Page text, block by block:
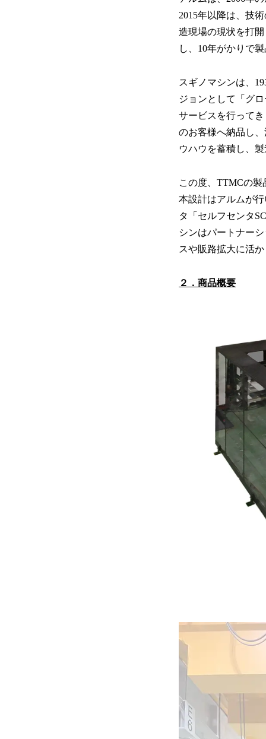
2015年以降は、技
造現場の現状を打
し、10年がかりで
スギノマシンは、
ジョンとして「グ
サービスを行って
のお客様へ納品し
ウハウを蓄積し、
この度、TTMCの
本設計はアルムが
タ「セルフセンタ
シンはパートナー
スや販路拡大に活
２．商品概要